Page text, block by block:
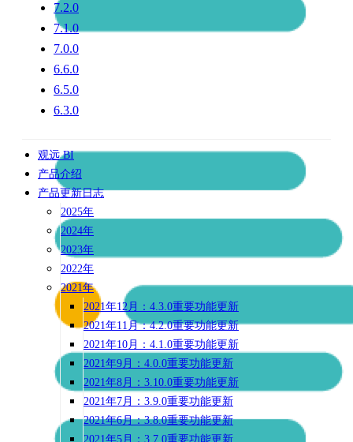
7.2.0
7.1.0
7.0.0
6.6.0
6.5.0
6.3.0
观远 BI
产品介绍
产品更新日志
2025年
2024年
2023年
2022年
2021年
2021年12月：4.3.0重要功能更新
2021年11月：4.2.0重要功能更新
2021年10月：4.1.0重要功能更新
2021年9月：4.0.0重要功能更新
2021年8月：3.10.0重要功能更新
2021年7月：3.9.0重要功能更新
2021年6月：3.8.0重要功能更新
2021年5月：3.7.0重要功能更新